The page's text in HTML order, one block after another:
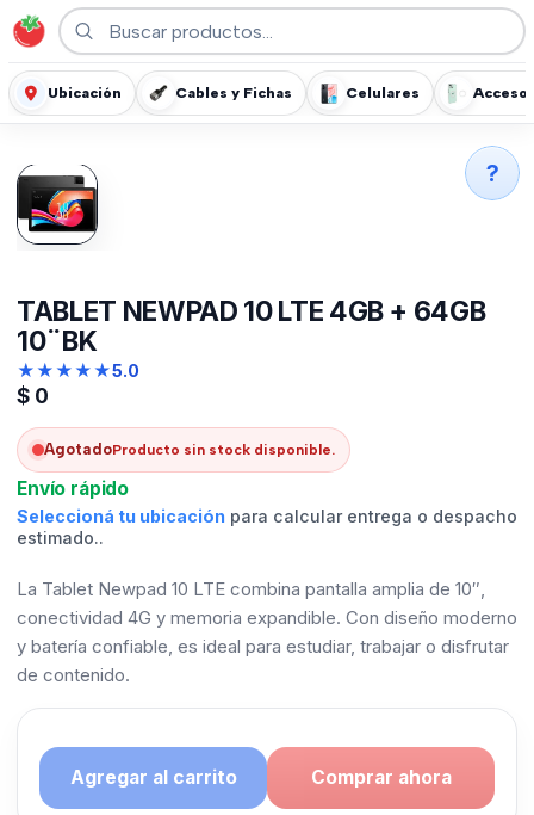
Ubicación Cables y Fichas Celulares
TABLET NEWPAD 10 LTE 4GB + 64GB
10¨BK
★★★★★5.0
$ 0
AgotadoProducto sin stock disponible.
Envío rápido
Seleccioná tu ubicación para calcular entrega o despacho
estimado..
La Tablet Newpad 10 LTE combina pantalla amplia de 10″,
conectividad 4G y memoria expandible. Con diseño moderno
y batería confiable, es ideal para estudiar, trabajar o disfrutar
de contenido.
Agregar al carrito Comprar ahora
?